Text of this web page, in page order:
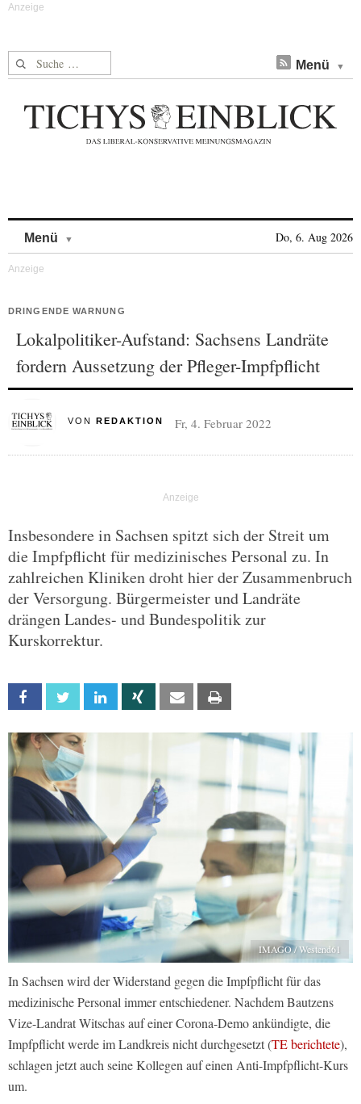
Suche nach: Menü
Menü Do, 6. Aug 2026
DRINGENDE WARNUNG
Lokalpolitiker-Aufstand: Sachsens Landräte
fordern Aussetzung der Pfleger-Impfpflicht
VON REDAKTION Fr, 4. Februar 2022
Insbesondere in Sachsen spitzt sich der Streit um
die Impfpflicht für medizinisches Personal zu. In
zahlreichen Kliniken droht hier der Zusammenbruch
der Versorgung. Bürgermeister und Landräte
drängen Landes- und Bundespolitik zur
Kurskorrektur.
Facebook Twitter Linkedin Xing Email
IMAGO / Westend61
In Sachsen wird der Widerstand gegen die Impfpflicht für das
medizinische Personal immer entschiedener. Nachdem Bautzens
Vize-Landrat Witschas auf einer Corona-Demo ankündigte, die
Impfpflicht werde im Landkreis nicht durchgesetzt (TE berichtete),
schlagen jetzt auch seine Kollegen auf einen Anti-Impfpflicht-Kurs
um.